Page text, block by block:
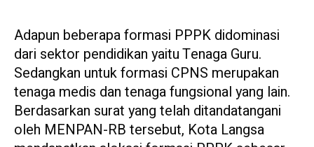
Adapun beberapa formasi PPPK didominasi
dari sektor pendidikan yaitu Tenaga Guru.
Sedangkan untuk formasi CPNS merupakan
tenaga medis dan tenaga fungsional yang lain.
Berdasarkan surat yang telah ditandatangani
oleh MENPAN-RB tersebut, Kota Langsa